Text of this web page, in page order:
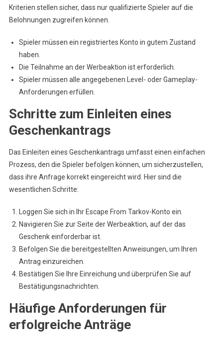
Kriterien stellen sicher, dass nur qualifizierte Spieler auf die
Belohnungen zugreifen können.
Spieler müssen ein registriertes Konto in gutem Zustand
haben.
Die Teilnahme an der Werbeaktion ist erforderlich.
Spieler müssen alle angegebenen Level- oder Gameplay-
Anforderungen erfüllen.
Schritte zum Einleiten eines
Geschenkantrags
Das Einleiten eines Geschenkantrags umfasst einen einfachen
Prozess, den die Spieler befolgen können, um sicherzustellen,
dass ihre Anfrage korrekt eingereicht wird. Hier sind die
wesentlichen Schritte:
Loggen Sie sich in Ihr Escape From Tarkov-Konto ein.
Navigieren Sie zur Seite der Werbeaktion, auf der das
Geschenk einforderbar ist.
Befolgen Sie die bereitgestellten Anweisungen, um Ihren
Antrag einzureichen.
Bestätigen Sie Ihre Einreichung und überprüfen Sie auf
Bestätigungsnachrichten.
Häufige Anforderungen für
erfolgreiche Anträge